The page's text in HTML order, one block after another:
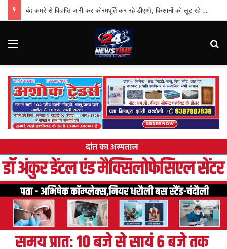
बंद कमरे से विज्ञप्ति जारी कर कोरमपूर्ति कर रहे डीएओ, किसानों को लूट रहे निजी दुकानदार
Menu